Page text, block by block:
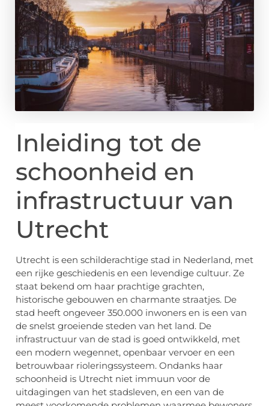
Inleiding tot de
schoonheid en
infrastructuur van
Utrecht
Utrecht is een schilderachtige stad in Nederland, met
een rijke geschiedenis en een levendige cultuur. Ze
staat bekend om haar prachtige grachten,
historische gebouwen en charmante straatjes. De
stad heeft ongeveer 350.000 inwoners en is een van
de snelst groeiende steden van het land. De
infrastructuur van de stad is goed ontwikkeld, met
een modern wegennet, openbaar vervoer en een
betrouwbaar rioleringssysteem. Ondanks haar
schoonheid is Utrecht niet immuun voor de
uitdagingen van het stadsleven, en een van de